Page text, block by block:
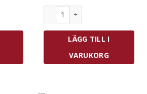
LÄGG TILL I
VARUKORG